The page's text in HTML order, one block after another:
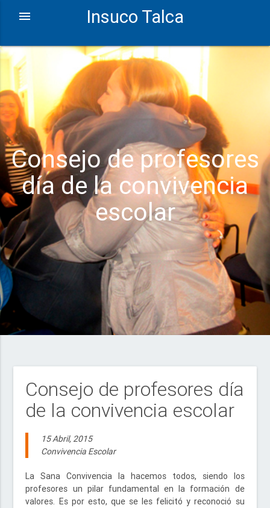
Insuco Talca
Consejo de profesores
día de la convivencia
escolar
Consejo de profesores día
de la convivencia escolar
15 Abril, 2015
Convivencia Escolar
La Sana Convivencia la hacemos todos, siendo los
profesores un pilar fundamental en la formación de
valores. Es por esto, que se les felicitó y reconoció su